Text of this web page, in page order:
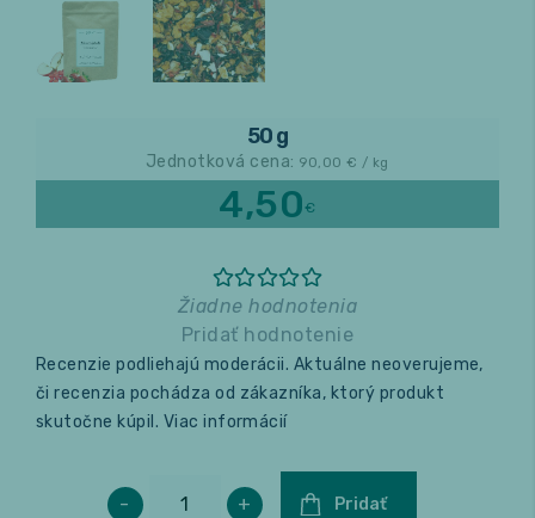
Relax a wellness
Fitness
50 g
Jednotková cena: 90,00 € / kg
4,50€
Žiadne hodnotenia
Pridať hodnotenie
Recenzie podliehajú moderácii. Aktuálne neoverujeme,
či recenzia pochádza od zákazníka, ktorý produkt
skutočne kúpil. Viac informácií
- + Pridať